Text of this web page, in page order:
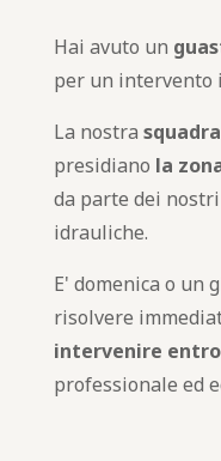
Hai avuto un
per un intervento
La nostra
presidiano la
da parte dei
idrauliche.
E' domenica o un
risolvere
intervenire
professionale ed